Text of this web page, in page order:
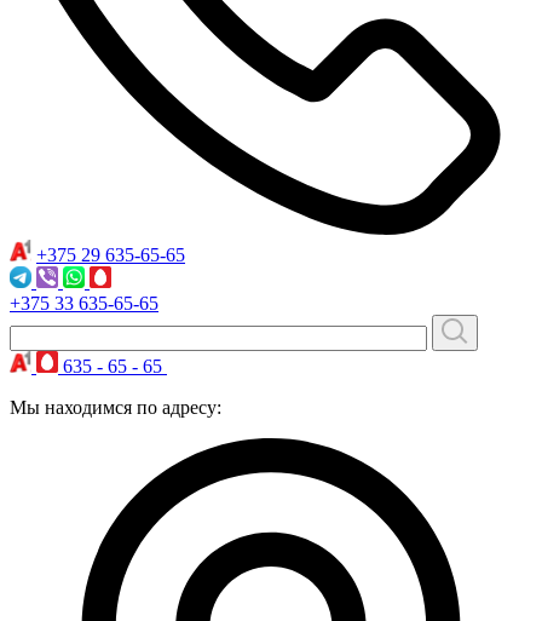
+375 29 635-65-65
+375 33 635-65-65
635 - 65 - 65
Мы находимся по адресу: